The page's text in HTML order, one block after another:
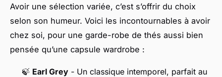
Avoir une sélection variée, c’est s’offrir du choix
selon son humeur. Voici les incontournables à avoir
chez soi, pour une garde-robe de thés aussi bien
pensée qu’une capsule wardrobe :
🍃 Earl Grey - Un classique intemporel, parfait au